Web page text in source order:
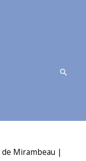
Mirambeau |